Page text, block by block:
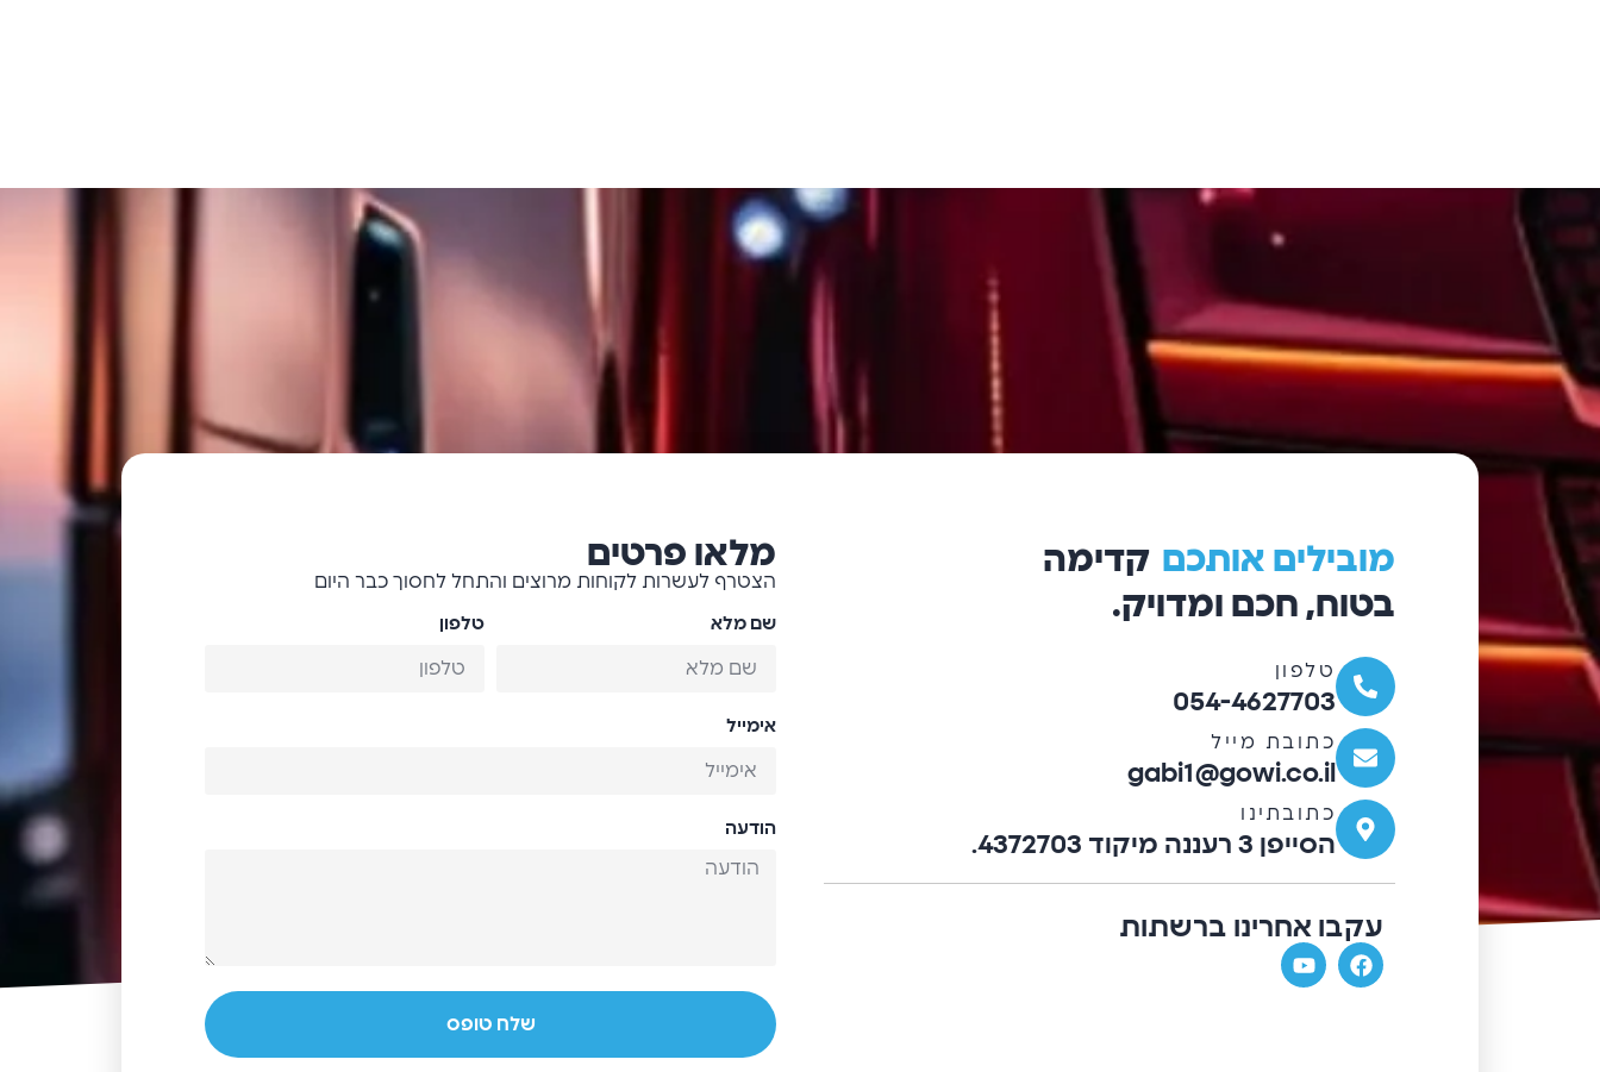
מובילים אותכם קדימה
בטוח, חכם ומדויק.
טלפון
054-4627703
כתובת מייל
gabi1@gowi.co.il
כתובתינו
הסייפן 3 רעננה מיקוד 4372703.
עקבו אחרינו ברשתות
מלאו פרטים
הצטרף לעשרות לקוחות מרוצים והתחל לחסוך כבר היום
שם מלא טלפון
אימייל
הודעה
שלח טופס